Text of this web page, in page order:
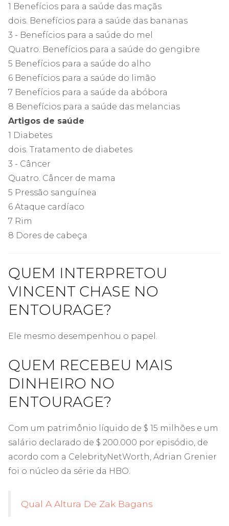
1 Benefícios para a saúde das maçãs
dois. Benefícios para a saúde das bananas
3 - Benefícios para a saúde do mel
Quatro. Benefícios para a saúde do gengibre
5 Benefícios para a saúde do alho
6 Benefícios para a saúde do limão
7 Benefícios para a saúde da abóbora
8 Benefícios para a saúde das melancias
Artigos de saúde
1 Diabetes
dois. Tratamento de diabetes
3 - Câncer
Quatro. Câncer de mama
5 Pressão sanguínea
6 Ataque cardíaco
7 Rim
8 Dores de cabeça
QUEM INTERPRETOU
VINCENT CHASE NO
ENTOURAGE?
Ele mesmo desempenhou o papel.
QUEM RECEBEU MAIS
DINHEIRO NO
ENTOURAGE?
Com um patrimônio líquido de $ 15 milhões e um
salário declarado de $ 200.000 por episódio, de
acordo com a CelebrityNetWorth, Adrian Grenier
foi o núcleo da série da HBO.
Qual A Altura De Zak Bagans